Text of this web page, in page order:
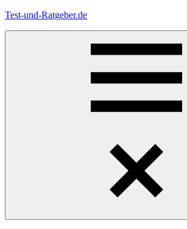
Zum
Test-und-Ratgeber.de